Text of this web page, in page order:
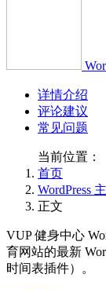
详情介绍
评论建议
常见问题
当前位置：
首页
WordPress
正文
VUP 健身中心
育网站的最新
时间表插件）。